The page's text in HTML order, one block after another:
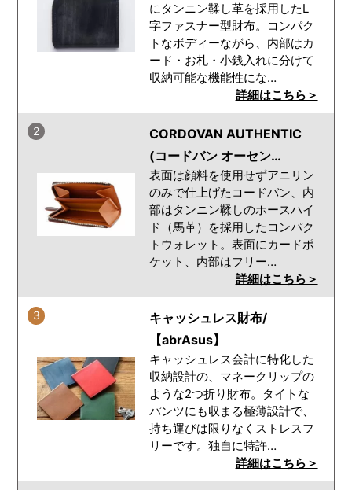
にタンニン鞣し革を採用したL
字ファスナー型財布。コンパク
トなボディーながら、内部はカ
ード・お札・小銭入れに分けて
収納可能な機能性にな…
詳細はこちら＞
2
CORDOVAN AUTHENTIC
(コードバン オーセン…
表面は顔料を使用せずアニリン
のみで仕上げたコードバン、内
部はタンニン鞣しのホースハイ
ド（馬革）を採用したコンパク
トウォレット。表面にカードポ
ケット、内部はフリー…
詳細はこちら＞
3
キャッシュレス財布/
【abrAsus】
キャッシュレス会計に特化した
収納設計の、マネークリップの
ような2つ折り財布。タイトな
パンツにも収まる極薄設計で、
持ち運びは限りなくストレスフ
リーです。独自に特許…
詳細はこちら＞